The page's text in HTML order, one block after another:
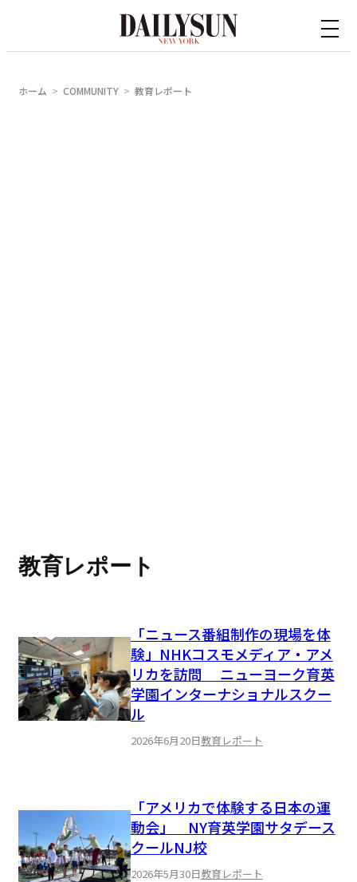
ホーム COMMUNITY 教育レポート
教育レポート
「ニュース番組制作の現場を体
験」NHKコスモメディア・アメ
リカを訪問 ニューヨーク育英
学園インターナショナルスクー
ル
2026年6月20日教育レポート
「アメリカで体験する日本の運
動会」 NY育英学園サタデース
クールNJ校
2026年5月30日教育レポート